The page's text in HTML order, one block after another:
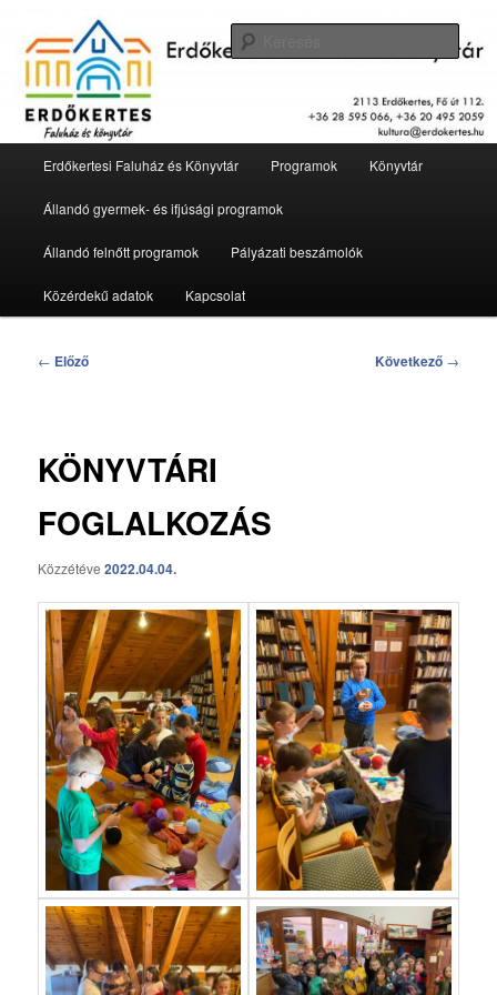
elsődleges
tartalomraErdőkertesi Faluház és Könyvtár
Erdőkertesi Faluház és Könyvtár Programok Könyvtár
Állandó gyermek- és ifjúsági programok
Állandó felnőtt programok Pályázati beszámolók
Közérdekű adatok Kapcsolat
Bejegyzés
← Előző Következő →
KÖNYVTÁRI
FOGLALKOZÁS
Közzétéve2022.04.04.